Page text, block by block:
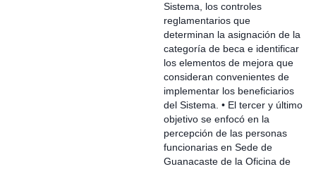
Sistema, los controles
reglamentarios que
determinan la asignación de la
categoría de beca e identificar
los elementos de mejora que
consideran convenientes de
implementar los beneficiarios
del Sistema. • El tercer y último
objetivo se enfocó en la
percepción de las personas
funcionarias en Sede de
Guanacaste de la Oficina de